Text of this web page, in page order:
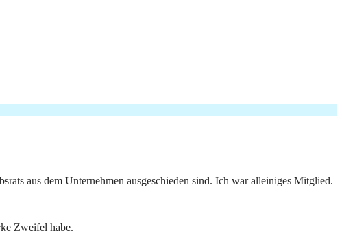
aus dem Unternehmen ausgeschieden sind. Ich war alleiniges Mitglied.
Zweifel habe.